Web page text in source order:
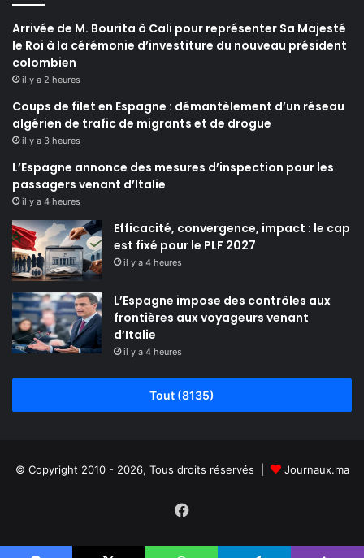
Arrivée de M. Bourita à Cali pour représenter Sa Majesté
le Roi à la cérémonie d’investiture du nouveau président
colombien
il y a 2 heures
Coups de filet en Espagne : démantèlement d’un réseau
algérien de trafic de migrants et de drogue
il y a 3 heures
L’Espagne annonce des mesures d’inspection pour les
passagers venant d’Italie
il y a 4 heures
Efficacité, convergence, impact : le cap
est fixé pour le PLF 2027
il y a 4 heures
L’Espagne impose des contrôles aux
frontières aux voyageurs venant
d’Italie
il y a 4 heures
Tout (8135)
© Copyright 2010 - 2026, Tous droits réservés | Journaux.ma
Facebook